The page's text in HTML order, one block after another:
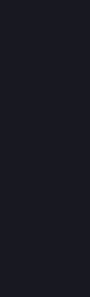
avec les
qui a converti le
état chrétien
Nino serait
d'où la forme
orthodoxes...